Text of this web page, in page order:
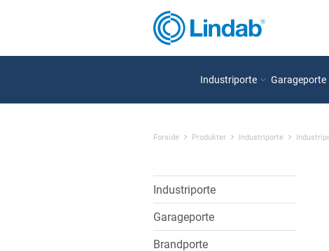
Industriporte Garageporte
Forside Produkter Industriporte
Industriporte
Garageporte
Brandporte